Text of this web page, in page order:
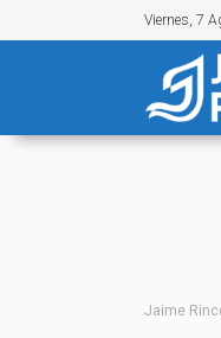
Viernes, 7
Jaime